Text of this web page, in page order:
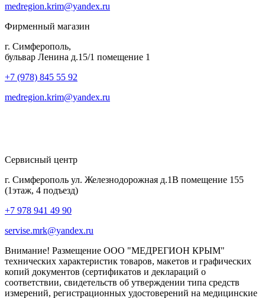
medregion.krim@yandex.ru
Фирменный магазин
г. Симферополь,
бульвар Ленина д.15/1 помещение 1
+7 (978) 845 55 92
medregion.krim@yandex.ru
Сервисный центр
г. Симферополь ул. Железнодорожная д.1В помещение 155
(1этаж, 4 подъезд)
+7 978 941 49 90
servise.mrk@yandex.ru
Внимание! Размещение ООО "МЕДРЕГИОН КРЫМ"
технических характеристик товаров, макетов и графических
копий документов (сертификатов и деклараций о
соответствии, свидетельств об утверждении типа средств
измерений, регистрационных удостоверений на медицинские